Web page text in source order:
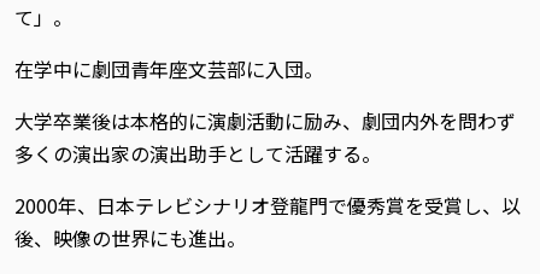
て」。
在学中に劇団青年座文芸部に入団。
大学卒業後は本格的に演劇活動に励み、劇団内外を問わず
多くの演出家の演出助手として活躍する。
2000年、日本テレビシナリオ登龍門で優秀賞を受賞し、以
後、映像の世界にも進出。